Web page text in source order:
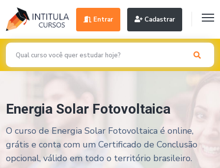
Entrar Cadastrar
Energia Solar Fotovoltaica
O curso de Energia Solar Fotovoltaica é online,
grátis e conta com um Certificado de Conclusão
opcional, válido em todo o território brasileiro.